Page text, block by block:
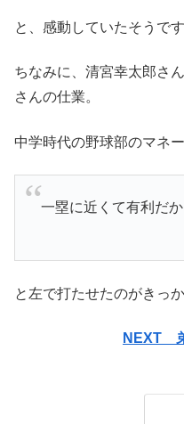
と、感動していたそうです
ちなみに、清宮幸太郎さ
さんの仕業。
中学時代の野球部のマネ
一塁に近くて有利だか
と左で打たせたのがきっか
NEXT